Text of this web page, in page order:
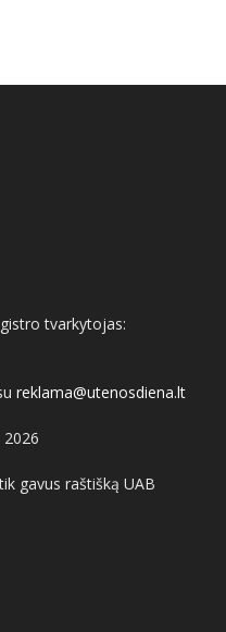
tvarkytojas:
reklama@utenosdiena.lt
2026
gavus raštišką UAB